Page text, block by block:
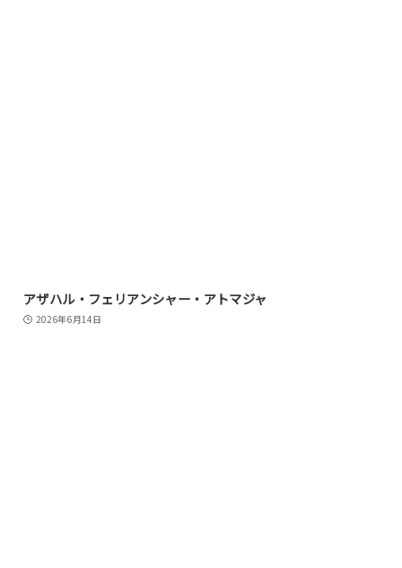
アザハル・フェリアンシャー・アトマジャ
2026年6月14日